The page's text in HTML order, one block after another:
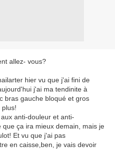
allez- vous?
hier vu que j'ai fini de
j'ai ma tendinite à
bras gauche bloqué et gros
plus!
anti-douleur et anti-
ça ira mieux demain, mais je
Et vu que j'ai pas
en caisse,ben, je vais devoir